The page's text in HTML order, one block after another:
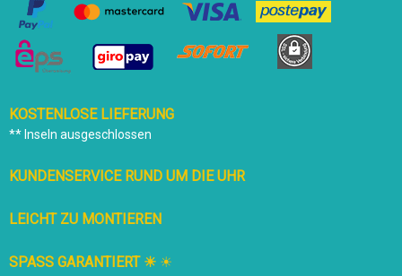
KOSTENLOSE LIEFERUNG
** Inseln ausgeschlossen
KUNDENSERVICE RUND UM DIE UHR
LEICHT ZU MONTIEREN
SPASS GARANTIERT ☀ ☀